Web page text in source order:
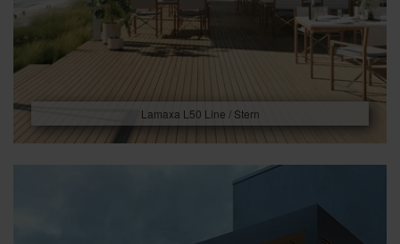
Lamaxa L50 Line / Stern